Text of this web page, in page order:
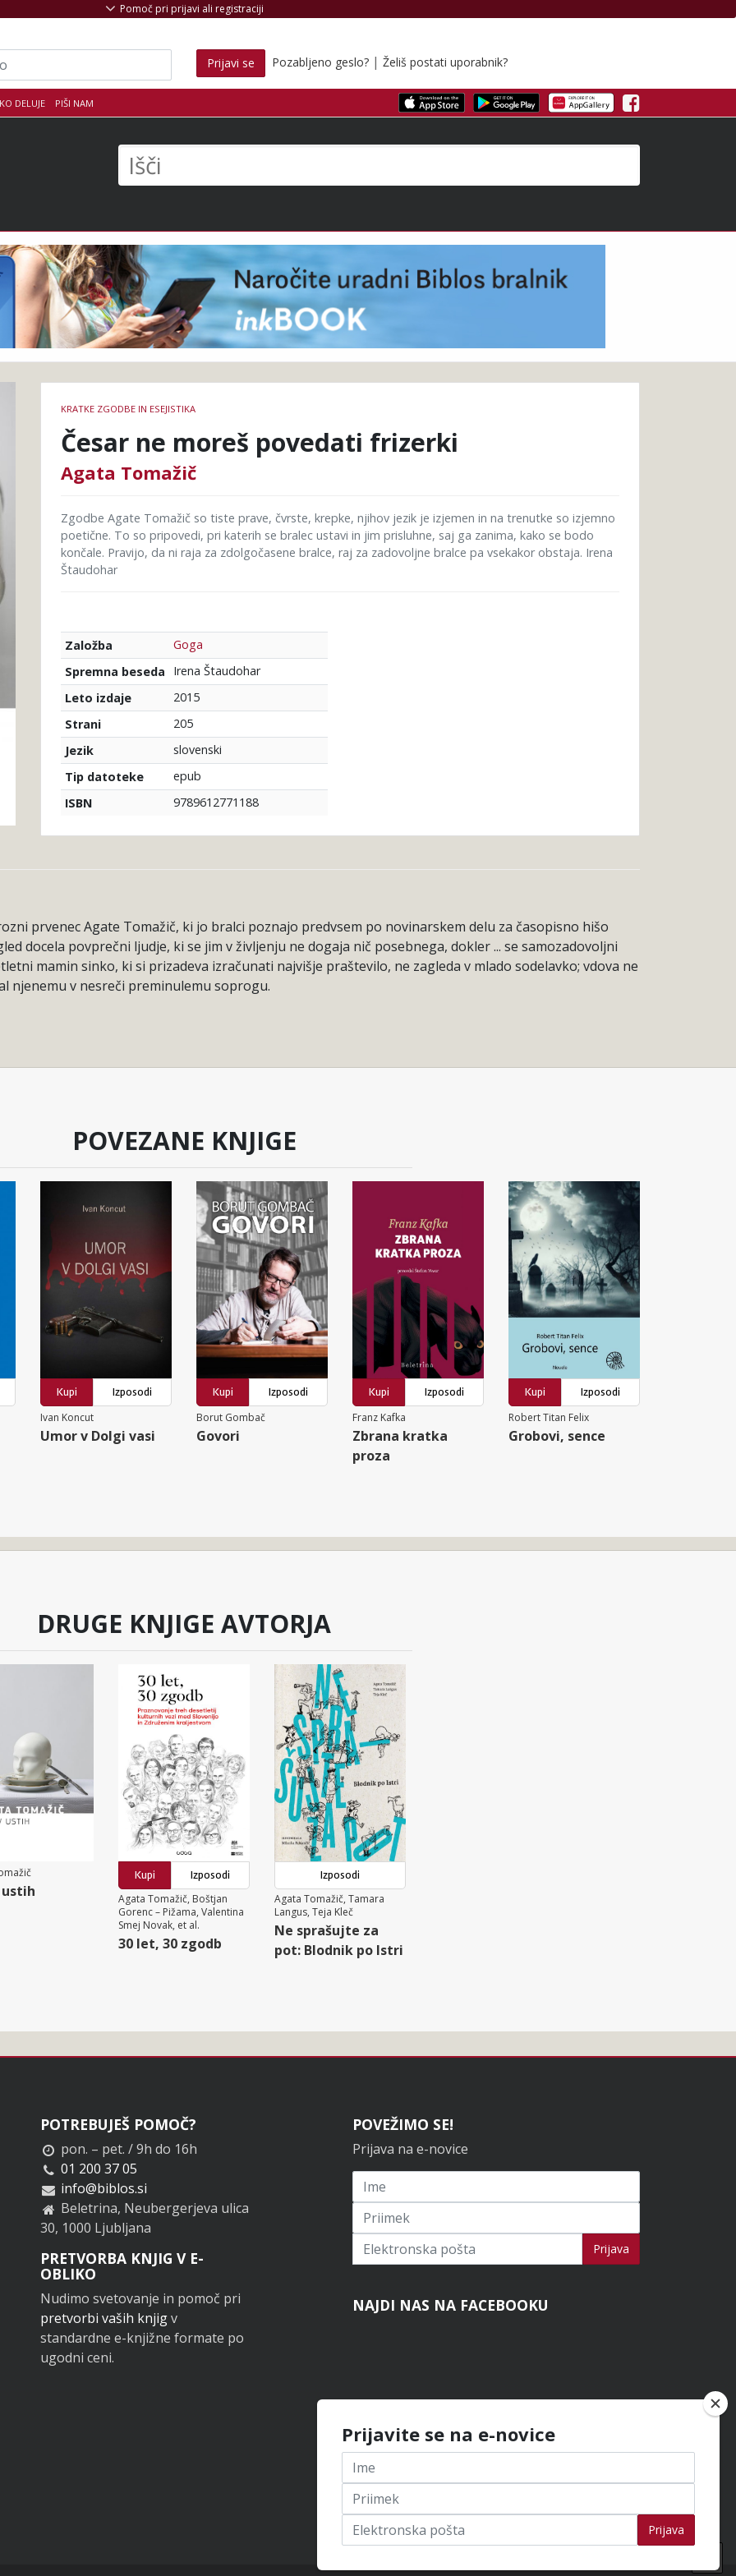
DELUJE PIŠI NAM Facebook
Pomoč pri prijavi ali registraciji
Prijavi se Pozabljeno geslo? | Želiš postati uporabnik?
knjige
KRATKE ZGODBE IN ESEJISTIKA
Česar ne moreš povedati frizerki
Agata Tomažič
Zgodbe Agate Tomažič so tiste prave, čvrste, krepke, njihov jezik je izjemen in na trenutke so izjemno
poetične. To so pripovedi, pri katerih se bralec ustavi in jim prisluhne, saj ga zanima, kako se bodo
končale. Pravijo, da ni raja za zdolgočasene bralce, raj za zadovoljne bralce pa vsekakor obstaja. Irena
Štaudohar
Založba
Goga
Spremna beseda
Irena Štaudohar
Leto izdaje
2015
Strani
205
Jezik
slovenski
Tip datoteke
epub
ISBN
9789612771188
prvenec Agate Tomažič, ki jo bralci poznajo predvsem po novinarskem delu za časopisno hišo
docela povprečni ljudje, ki se jim v življenju ne dogaja nič posebnega, dokler ... se samozadovoljni
mamin sinko, ki si prizadeva izračunati najvišje praštevilo, ne zagleda v mlado sodelavko; vdova ne
njenemu v nesreči preminulemu soprogu.
POVEZANE KNJIGE
Kupi
Izposodi
Ivan Koncut
Umor v Dolgi vasi
Kupi
Izposodi
Borut Gombač
Govori
Kupi
Izposodi
Franz Kafka
Zbrana kratka
proza
Kupi
Izposodi
Robert Titan Felix
Grobovi, sence
DRUGE KNJIGE AVTORJA
ustih
Kupi
Izposodi
Agata Tomažič, Boštjan
Gorenc – Pižama, Valentina
Smej Novak, et al.
30 let, 30 zgodb
Izposodi
Agata Tomažič, Tamara
Langus, Teja Kleč
Ne sprašujte za
pot: Blodnik po Istri
POTREBUJEŠ POMOČ?
pon. – pet. / 9h do 16h
01 200 37 05
info@biblos.si
Beletrina, Neubergerjeva ulica
30, 1000 Ljubljana
PRETVORBA KNJIG V E-
OBLIKO
Nudimo svetovanje in pomoč pri
pretvorbi vaših knjigv
standardne e-knjižne formate po
ugodni ceni.
POVEŽIMO SE!
Prijava na e-novice
Prijavi se na novice Prijava
NAJDI NAS NA FACEBOOKU
Prijavite se na e-novice
Prijava